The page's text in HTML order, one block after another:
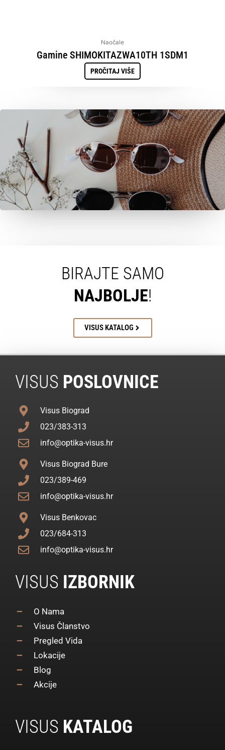
Naočale
Gamine SHIMOKITAZWA10TH 1SDM1
PROČITAJ VIŠE
BIRAJTE SAMO
NAJBOLJE!
VISUS KATALOG
VISUS POSLOVNICE
Visus Biograd
023/383-313
info@optika-visus.hr
Visus Biograd Bure
023/389-469
info@optika-visus.hr
Visus Benkovac
023/684-313
info@optika-visus.hr
VISUS IZBORNIK
O Nama
Visus Članstvo
Pregled Vida
Lokacije
Blog
Akcije
VISUS KATALOG